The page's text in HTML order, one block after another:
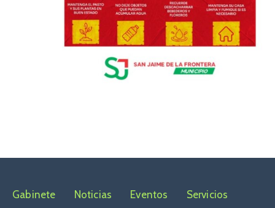
Gabinete Noticias Eventos Servicios